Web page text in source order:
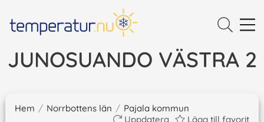
JUNOSUANDO VÄSTRA 2
Hem / Norrbottens län / Pajala kommun
Uppdatera
Lägg till favorit